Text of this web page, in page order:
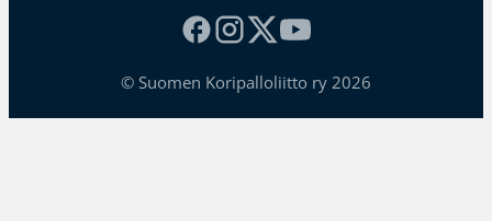
© Suomen Koripalloliitto ry 2026